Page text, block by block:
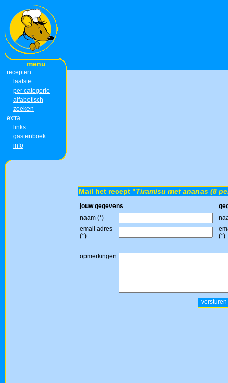
menu
recepten
laatste
per categorie
alfabetisch
zoeken
extra
links
gastenboek
info
Mail het recept "Tiramisu met ananas (8
jouw gegevens
naam (*)
email adres
(*)
(*)
opmerkingen